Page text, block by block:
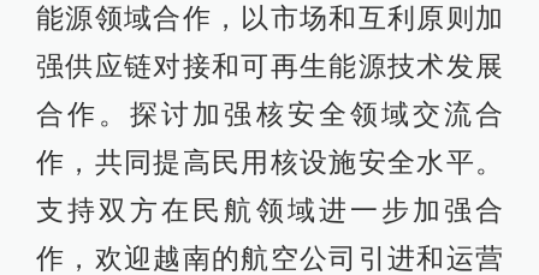
能源领域合作，以市场和互利原则加
强供应链对接和可再生能源技术发展
合作。探讨加强核安全领域交流合
作，共同提高民用核设施安全水平。
支持双方在民航领域进一步加强合
作，欢迎越南的航空公司引进和运营